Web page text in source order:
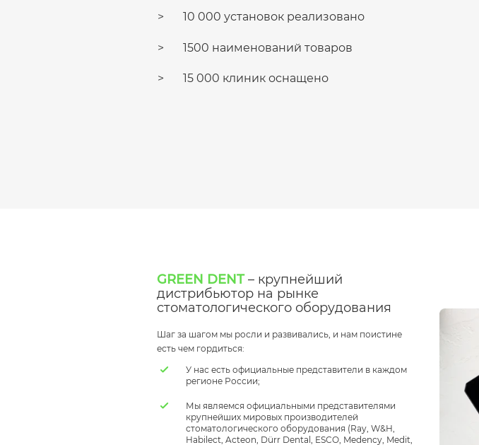
10 000 установок реализовано
1500 наименований товаров
15 000 клиник оснащено
GREEN DENT– крупнейший
дистрибьютор на рынке
стоматологического оборудования
Шаг за шагом мы росли и развивались, и нам поистине
есть чем гордиться:
У нас есть официальные представители в каждом
регионе России;
Мы являемся официальными представителями
крупнейших мировых производителей
стоматологического оборудования (Ray, W&H,
Habilect, Acteon, Dürr Dental, ESCO, Medency, Medit,